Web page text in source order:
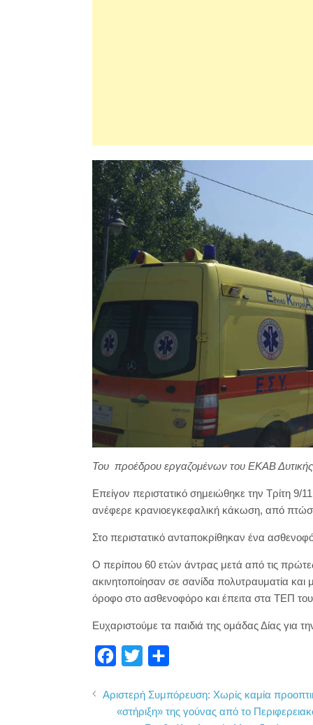
Του προέδρου εργαζομένων του ΕΚΑΒ
Επείγον περιστατικό σημειώθηκε την Τρίτη
ανέφερε κρανιοεγκεφαλική κάκωση, από
Στο περιστατικό ανταποκρίθηκαν ένα
Ο περίπου 60 ετών άντρας μετά από τις
ακινητοποίησαν σε σανίδα πολυτραυματία
όροφο στο ασθενοφόρο και έπειτα στα ΤΕΠ
Ευχαριστούμε τα παιδιά της ομάδας Δίας για
c
e
i
t
ι
ρ
Αριστερή Συμπόρευση: Χωρίς καμία
«στήριξη» της γούνας από το